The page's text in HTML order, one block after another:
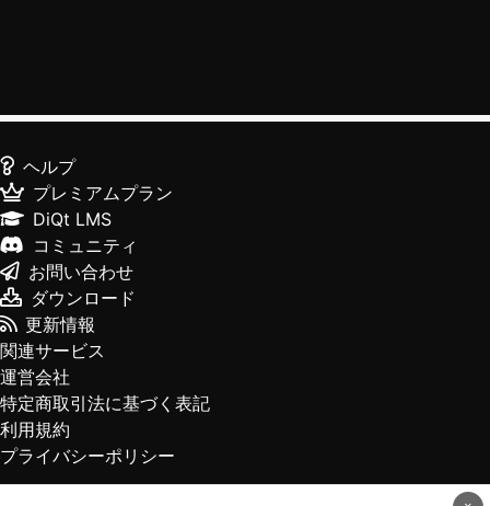
ヘルプ
プレミアムプラン
DiQt LMS
コミュニティ
お問い合わせ
ダウンロード
更新情報
関連サービス
運営会社
特定商取引法に基づく表記
利用規約
プライバシーポリシー